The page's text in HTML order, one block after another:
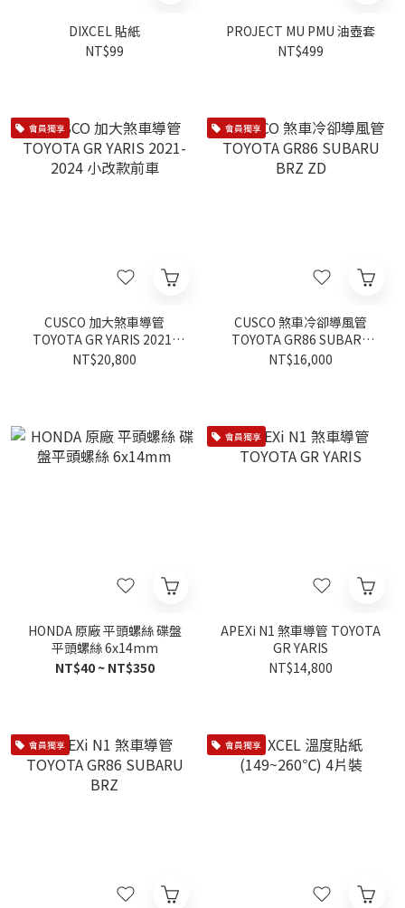
DIXCEL 貼紙
NT$99
PROJECT MU PMU 油壺套
NT$499
會員獨享
CUSCO 加大煞車導管
TOYOTA GR YARIS 2021-
2024 小改款前車
NT$20,800
會員獨享
CUSCO 煞車冷卻導風管
TOYOTA GR86 SUBARU
BRZ ZD
NT$16,000
HONDA 原廠 平頭螺絲 碟盤
平頭螺絲 6x14mm
NT$40 ~ NT$350
會員獨享
APEXi N1 煞車導管 TOYOTA
GR YARIS
NT$14,800
會員獨享 會員獨享